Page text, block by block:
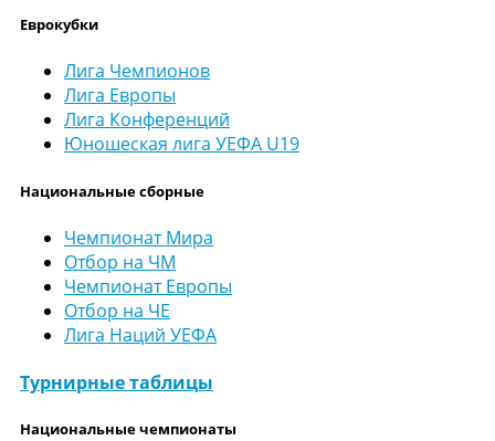
Еврокубки
Лига Чемпионов
Лига Европы
Лига Конференций
Юношеская лига УЕФА U19
Национальные сборные
Чемпионат Мира
Отбор на ЧМ
Чемпионат Европы
Отбор на ЧЕ
Лига Наций УЕФА
Турнирные таблицы
Национальные чемпионаты